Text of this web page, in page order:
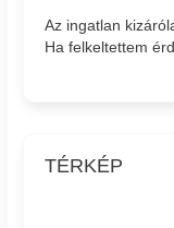
Az ingatlan
Ha felkeltettem
TÉRKÉP